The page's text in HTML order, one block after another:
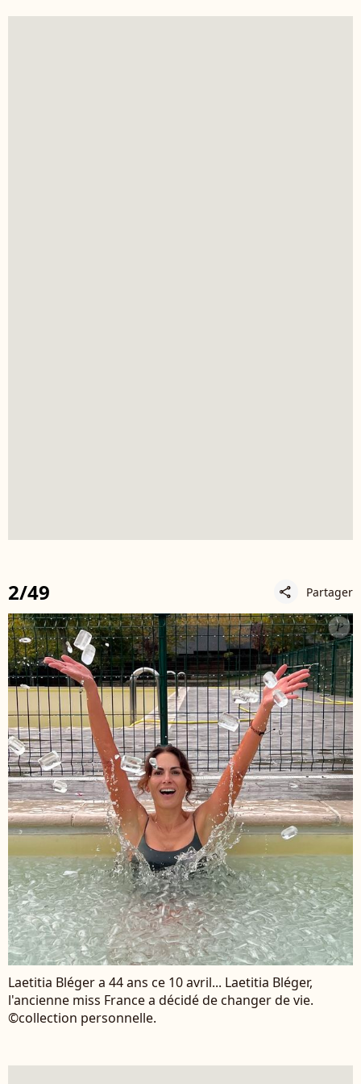
2/49 share Partager
Laetitia Bléger a 44 ans ce 10 avril... Laetitia Bléger,
l'ancienne miss France a décidé de changer de vie.
©collection personnelle.